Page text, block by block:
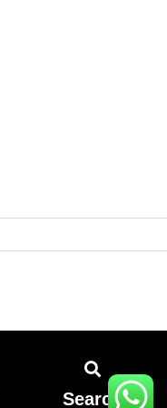
Search